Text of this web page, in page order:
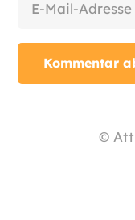
Kommentar
©